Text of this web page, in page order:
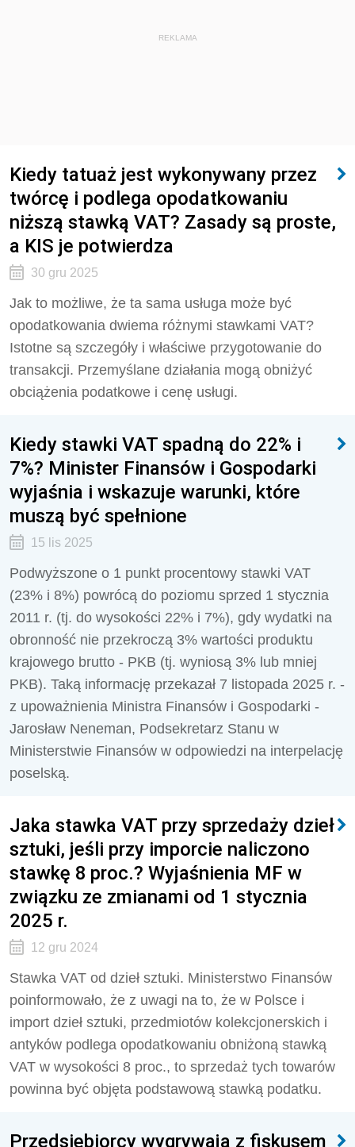
REKLAMA
Kiedy tatuaż jest wykonywany przez
twórcę i podlega opodatkowaniu
niższą stawką VAT? Zasady są proste,
a KIS je potwierdza
30 gru 2025
Jak to możliwe, że ta sama usługa może być
opodatkowania dwiema różnymi stawkami VAT?
Istotne są szczegóły i właściwe przygotowanie do
transakcji. Przemyślane działania mogą obniżyć
obciążenia podatkowe i cenę usługi.
Kiedy stawki VAT spadną do 22% i
7%? Minister Finansów i Gospodarki
wyjaśnia i wskazuje warunki, które
muszą być spełnione
15 lis 2025
Podwyższone o 1 punkt procentowy stawki VAT
(23% i 8%) powrócą do poziomu sprzed 1 stycznia
2011 r. (tj. do wysokości 22% i 7%), gdy wydatki na
obronność nie przekroczą 3% wartości produktu
krajowego brutto - PKB (tj. wyniosą 3% lub mniej
PKB). Taką informację przekazał 7 listopada 2025 r. -
z upoważnienia Ministra Finansów i Gospodarki -
Jarosław Neneman, Podsekretarz Stanu w
Ministerstwie Finansów w odpowiedzi na interpelację
poselską.
Jaka stawka VAT przy sprzedaży dzieł
sztuki, jeśli przy imporcie naliczono
stawkę 8 proc.? Wyjaśnienia MF w
związku ze zmianami od 1 stycznia
2025 r.
12 gru 2024
Stawka VAT od dzieł sztuki. Ministerstwo Finansów
poinformowało, że z uwagi na to, że w Polsce i
import dzieł sztuki, przedmiotów kolekcjonerskich i
antyków podlega opodatkowaniu obniżoną stawką
VAT w wysokości 8 proc., to sprzedaż tych towarów
powinna być objęta podstawową stawką podatku.
Przedsiębiorcy wygrywają z fiskusem